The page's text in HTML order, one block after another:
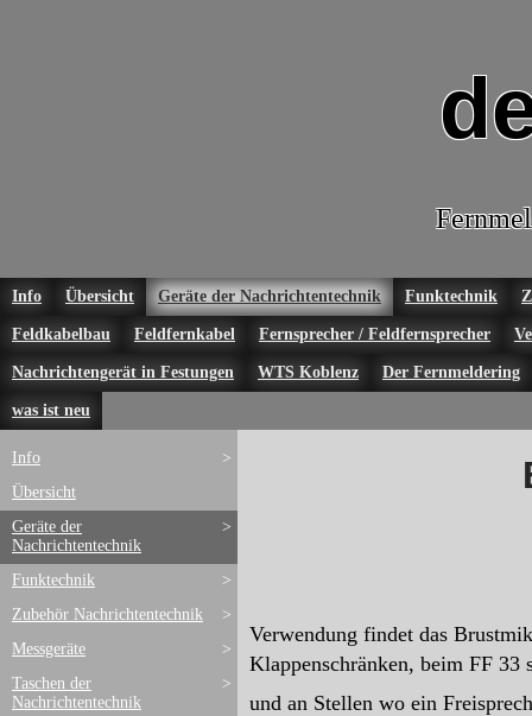
Info Übersicht Geräte der Nachrichtentechnik Funktechnik
Feldkabelbau Feldfernkabel Fernsprecher / Feldfernsprecher
Nachrichtengerät in Festungen WTS Koblenz Der Fernmeldering
was ist neu
>
Info
Übersicht
>
Geräte der
Nachrichtentechnik
>
Funktechnik
>
Zubehör Nachrichtentechnik
>
Messgeräte
>
Taschen der
Nachrichtentechnik
Verwendung findet das
Klappenschränken, beim FF 33
und an Stellen wo ein